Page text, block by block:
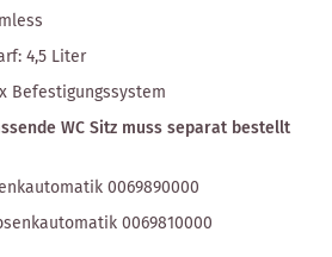
4,5 Liter
Befestigungssystem
WC Sitz muss separat bestellt
0069890000
0069810000